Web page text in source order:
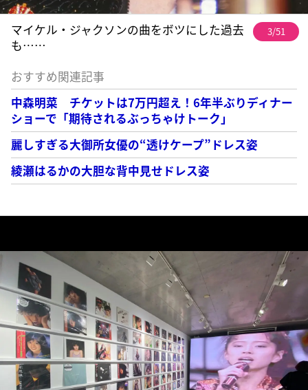
マイケル・ジャクソンの曲をボツにした過去
も……
3/51
おすすめ関連記事
中森明菜 チケットは7万円超え！6年半ぶりディナー
ショーで「期待されるぶっちゃけトーク」
麗しすぎる大御所女優の“透けケープ”ドレス姿
綾瀬はるかの大胆な背中見せドレス姿